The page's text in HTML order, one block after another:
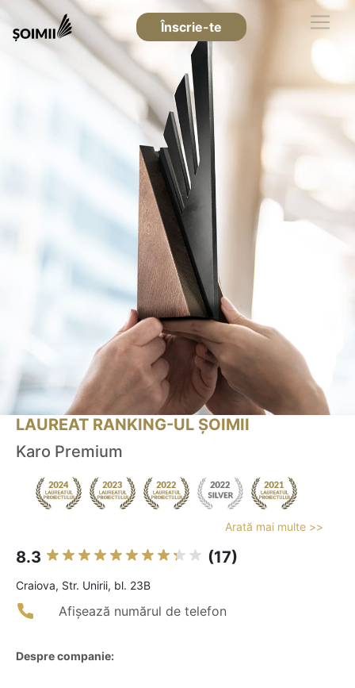
Înscrie-te
LAUREAT RANKING-UL ȘOIMII
Karo Premium
Arată mai multe >>
8.3 (17)
Craiova, Str. Unirii, bl. 23B
Afișează numărul de telefon
Despre companie: